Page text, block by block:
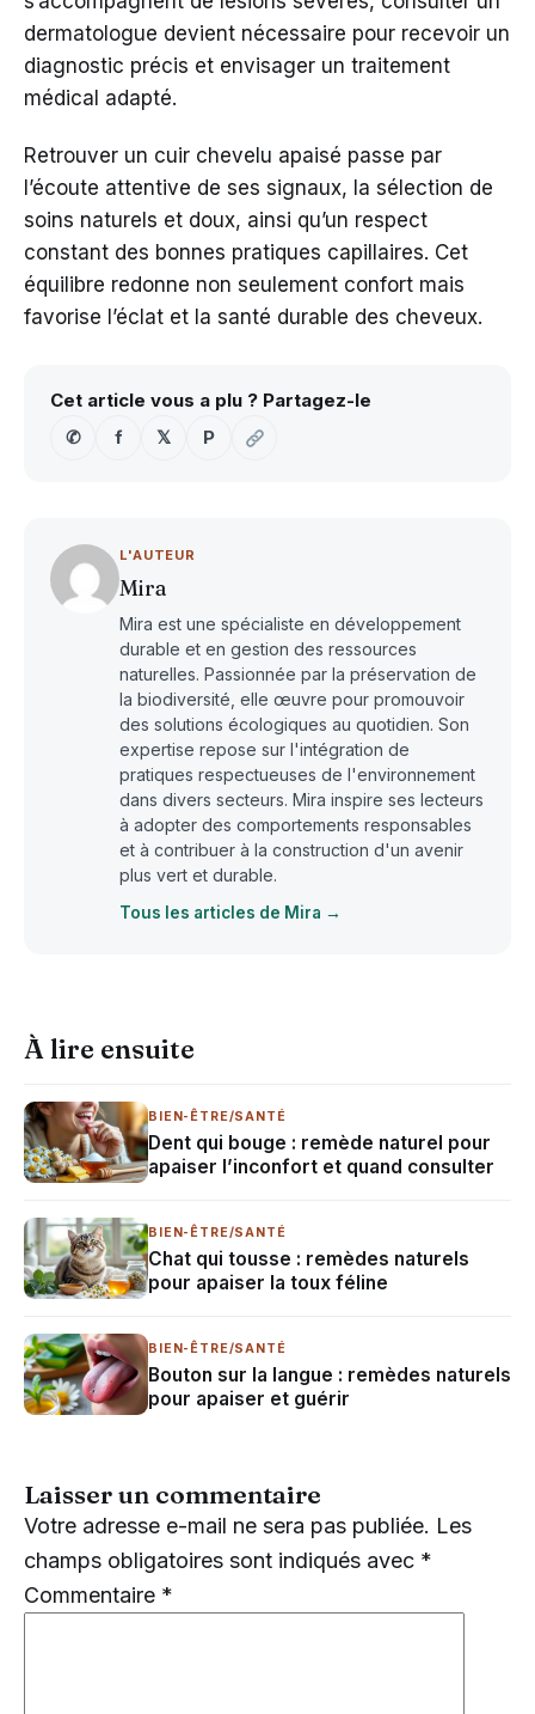
dermatologue devient nécessaire pour recevoir un
diagnostic précis et envisager un traitement
médical adapté.
Retrouver un cuir chevelu apaisé passe par
l’écoute attentive de ses signaux, la sélection de
soins naturels et doux, ainsi qu’un respect
constant des bonnes pratiques capillaires. Cet
équilibre redonne non seulement confort mais
favorise l’éclat et la santé durable des cheveux.
Cet article vous a plu ? Partagez-le
✆
f 𝕏 P
L'AUTEUR
Mira
Mira est une spécialiste en développement
durable et en gestion des ressources
naturelles. Passionnée par la préservation de
la biodiversité, elle œuvre pour promouvoir
des solutions écologiques au quotidien. Son
expertise repose sur l'intégration de
pratiques respectueuses de l'environnement
dans divers secteurs. Mira inspire ses lecteurs
à adopter des comportements responsables
et à contribuer à la construction d'un avenir
plus vert et durable.
Tous les articles de Mira →
À lire ensuite
BIEN-ÊTRE/SANTÉ
Dent qui bouge : remède naturel pour
apaiser l’inconfort et quand consulter
BIEN-ÊTRE/SANTÉ
Chat qui tousse : remèdes naturels
pour apaiser la toux féline
BIEN-ÊTRE/SANTÉ
Bouton sur la langue : remèdes naturels
pour apaiser et guérir
Laisser un commentaire
Votre adresse e-mail ne sera pas publiée. Les
champs obligatoires sont indiqués avec *
Commentaire *